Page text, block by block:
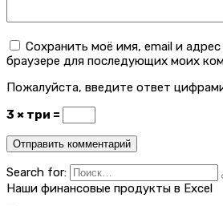
Сохранить моё имя, email и
браузере для последующих моих
Пожалуйста, введите ответ
3 × три =
Search for:
Наши финансовые продукты в Excel